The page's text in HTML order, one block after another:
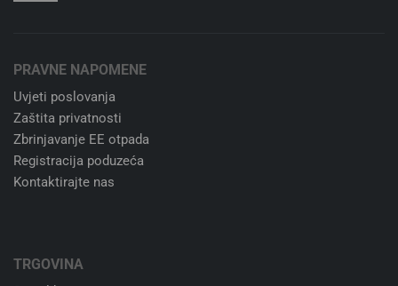
Za narudžbe već od 40 €
Niste zadovoljni kupnjom?
Nema problema. 14 dana besplatan povrat.
24/7 korisnička podrška